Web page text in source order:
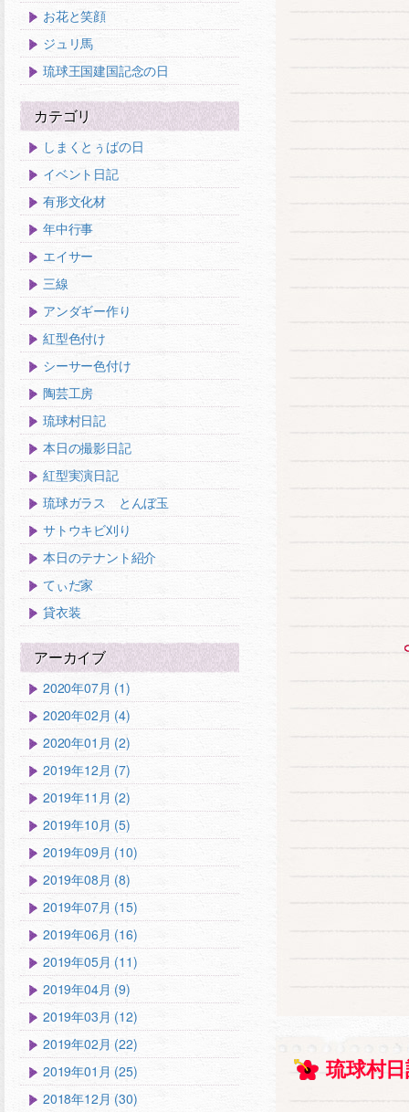
琉球村
お花と笑顔
ジュリ馬
琉球王国建国記念の日
カテゴリ
しまくとぅばの日
イベント日記
有形文化材
年中行事
エイサー
三線
アンダギー作り
紅型色付け
シーサー色付け
陶芸工房
琉球村日記
本日の撮影日記
紅型実演日記
琉球ガラス とんぼ玉
サトウキビ刈り
本日のテナント紹介
てぃだ家
貸衣装
アーカイブ
2020年07月 (1)
2020年02月 (4)
2020年01月 (2)
2019年12月 (7)
2019年11月 (2)
2019年10月 (5)
2019年09月 (10)
2019年08月 (8)
2019年07月 (15)
2019年06月 (16)
2019年05月 (11)
2019年04月 (9)
2019年03月 (12)
2019年02月 (22)
2019年01月 (25)
2018年12月 (30)